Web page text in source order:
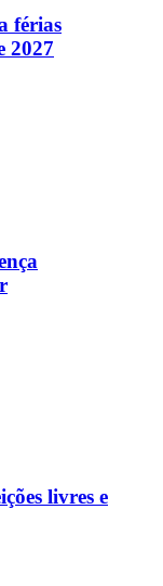
férias
2027
livres e